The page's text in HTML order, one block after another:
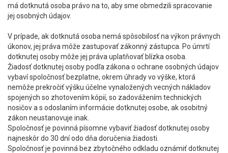
má dotknutá osoba právo na to, aby sme obmedzili spracovanie
jej osobných údajov.
V prípade, ak dotknutá osoba nemá spôsobilosť na výkon právnych
úkonov, jej práva môže zastupovať zákonný zástupca. Po úmrtí
dotknutej osoby môže jej práva uplatňovať blízka osoba.
Žiadosť dotknutej osoby podľa zákona o ochrane osobných údajov
vybaví spoločnosť bezplatne, okrem úhrady vo výške, ktorá
nemôže prekročiť výšku účelne vynaložených vecných nákladov
spojených so zhotovením kópií, so zadovážením technických
nosičov a s odoslaním informácie dotknutej osobe, ak osobitný
zákon neustanovuje inak.
Spoločnosť je povinná písomne vybaviť žiadosť dotknutej osoby
najneskôr do 30 dní odo dňa doručenia žiadosti.
Spoločnosť je povinná bez zbytočného odkladu oznámiť dotknutej